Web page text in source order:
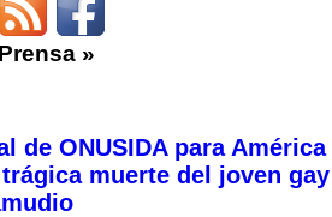
»
de ONUSIDA para América
muerte del joven gay